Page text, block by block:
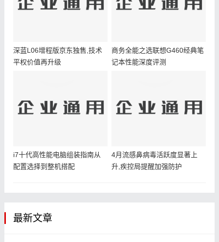
深蓝L06增程版京东独售,技术
平权价值再升级
商务全能之选联想G460经典笔
记本性能深度评测
i7十代高性能电脑组装指南从
配置选择到整机搭配
4月流感鼻病毒活跃度显著上
升,疾控局提醒加强防护
最新文章